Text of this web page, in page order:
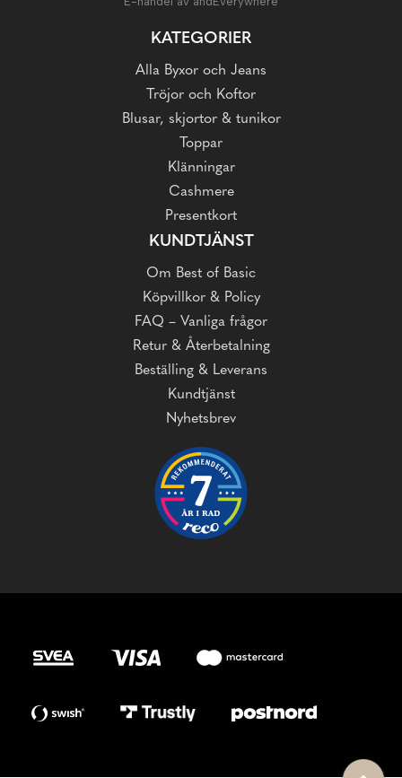
KATEGORIER
Alla Byxor och Jeans
Tröjor och Koftor
Blusar, skjortor & tunikor
Toppar
Klänningar
Cashmere
Presentkort
KUNDTJÄNST
Om Best of Basic
Köpvillkor & Policy
FAQ – Vanliga frågor
Retur & Återbetalning
Beställing & Leverans
Kundtjänst
Nyhetsbrev